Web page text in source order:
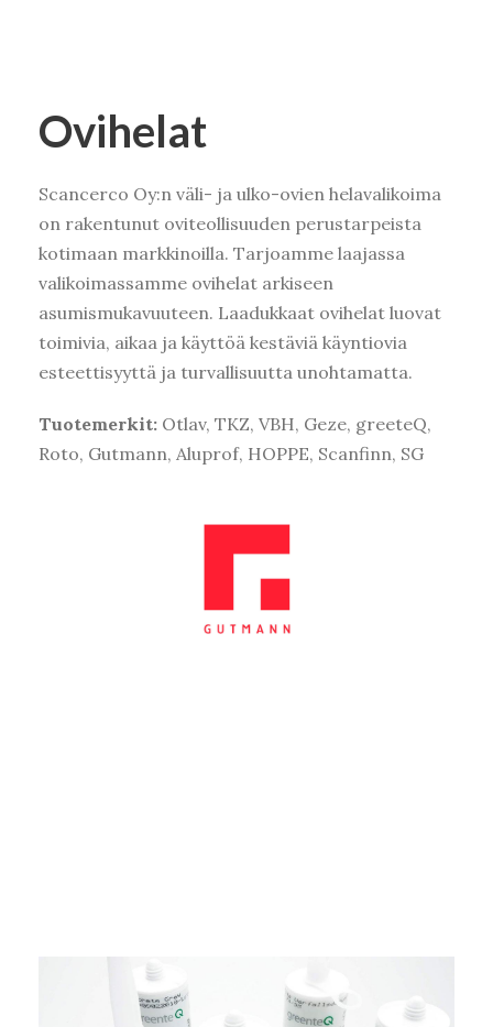
Ovihelat
Scancerco Oy:n väli- ja ulko-ovien helavalikoima
on rakentunut oviteollisuuden perustarpeista
kotimaan markkinoilla. Tarjoamme laajassa
valikoimassamme ovihelat arkiseen
asumismukavuuteen. Laadukkaat ovihelat luovat
toimivia, aikaa ja käyttöä kestäviä käyntiovia
esteettisyyttä ja turvallisuutta unohtamatta.
Tuotemerkit: Otlav, TKZ, VBH, Geze, greeteQ,
Roto, Gutmann, Aluprof, HOPPE, Scanfinn, SG